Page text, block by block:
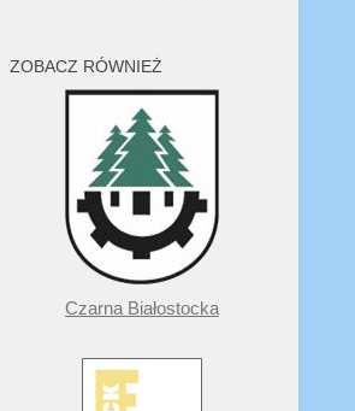
ZOBACZ RÓWNIEŻ
Czarna Białostocka